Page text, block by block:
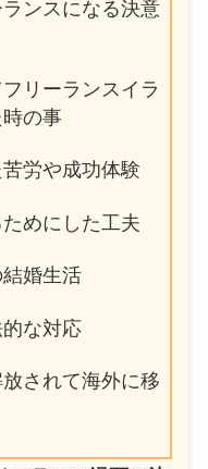
ンスになる決意
リーランスイラ
の事
労や成功体験
めにした工夫
婚生活
な対応
されて海外に移